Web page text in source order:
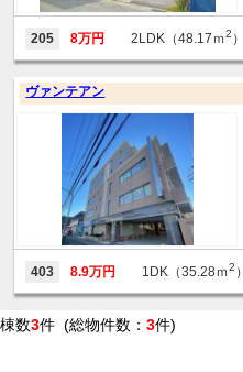
205 8万円 2LDK（48.17ｍ2 ）
ヴァンテアン
403 8.9万円 1DK（35.28ｍ2 ）
棟数3件 (総物件数： 3件)